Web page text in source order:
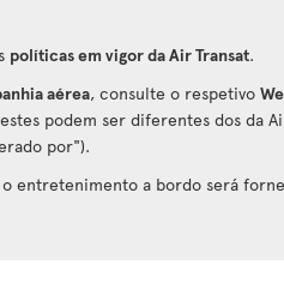
políticas em vigor da Air Transat.
aérea, consulte o respetivo
podem ser diferentes dos da
por").
o entretenimento a bordo será